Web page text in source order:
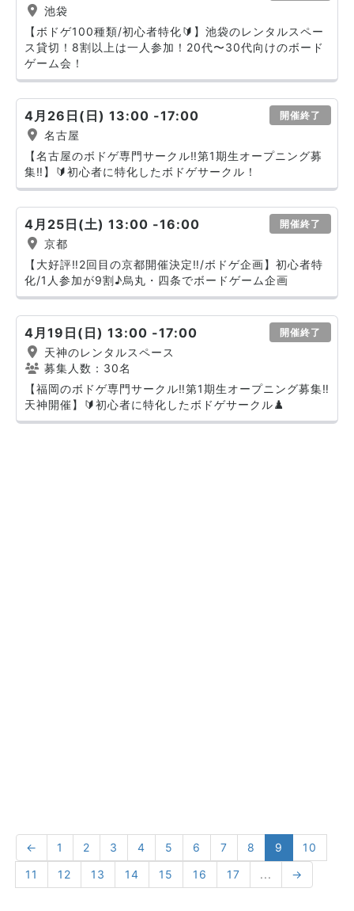
池袋
【ボドゲ100種類/初心者特化🔰】池袋のレンタルスペー
ス貸切！8割以上は一人参加！20代〜30代向けのボード
ゲーム会！
4月26日(日) 13:00 -17:00 開催終了
名古屋
【名古屋のボドゲ専門サークル‼️第1期生オープニング募
集‼️】🔰初心者に特化したボドゲサークル！
4月25日(土) 13:00 -16:00 開催終了
京都
【大好評‼️2回目の京都開催決定‼️/ボドゲ企画】初心者特
化/1人参加が9割♪烏丸・四条でボードゲーム企画
4月19日(日) 13:00 -17:00 開催終了
天神のレンタルスペース
募集人数：30名
【福岡のボドゲ専門サークル‼️第1期生オープニング募集‼️
天神開催】🔰初心者に特化したボドゲサークル♟️
← 1 2 3 4 5 6 7 8 9
10
11
12 13 14 15 16 17 ... →